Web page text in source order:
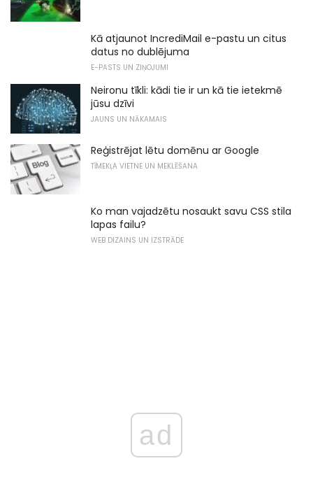
Kā atjaunot IncrediMail e-pastu un citus
datus no dublējuma
E-PASTS UN ZIŅOJUMI
Neironu tīkli: kādi tie ir un kā tie ietekmē
jūsu dzīvi
JAUNS UN NĀKAMAIS
Reģistrējat lētu domēnu ar Google
TĪMEKĻA VIETNE UN MEKLĒŠANA
Ko man vajadzētu nosaukt savu CSS stila
lapas failu?
WEB DIZAINS UN IZSTRĀDE
ad